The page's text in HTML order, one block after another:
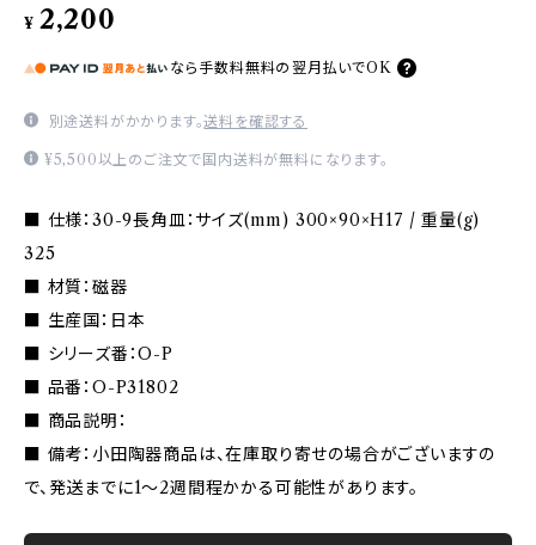
¥ 2,200
なら 手数料無料の 翌月払いでOK
別途送料がかかります。送料を確認する
¥5,500以上のご注文で国内送料が無料になります。
■ 仕様：30-9長角皿：サイズ(mm) 300×90×H17 / 重量(g)
325
■ 材質：磁器
■ 生産国：日本
■ シリーズ番：O-P
■ 品番：O-P31802
■ 商品説明：
■ 備考：小田陶器商品は、在庫取り寄せの場合がございますの
で、発送までに1〜2週間程かかる可能性があります。